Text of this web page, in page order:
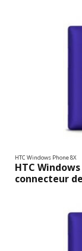
HTC Windows Phone 8X
HTC
connecteur